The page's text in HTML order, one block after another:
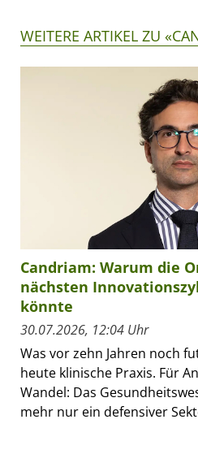
WEITERE ARTIKEL ZU
Candriam: Warum die
nächsten
könnte
30.07.2026, 12:04 Uhr
Was vor zehn Jahren noch
heute klinische Praxis. Für
Wandel: Das
mehr nur ein defensiver